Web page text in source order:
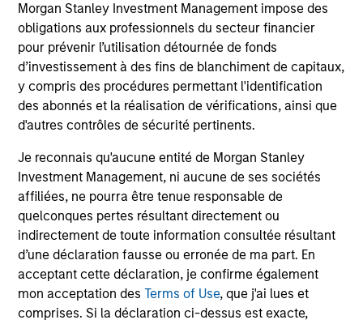
Morgan Stanley Investment Management impose des
obligations aux professionnels du secteur financier
pour prévenir l’utilisation détournée de fonds
d’investissement à des fins de blanchiment de capitaux,
y compris des procédures permettant l'identification
des abonnés et la réalisation de vérifications, ainsi que
d'autres contrôles de sécurité pertinents.
Je reconnais qu'aucune entité de Morgan Stanley
Investment Management, ni aucune de ses sociétés
affiliées, ne pourra être tenue responsable de
quelconques pertes résultant directement ou
indirectement de toute information consultée résultant
d’une déclaration fausse ou erronée de ma part. En
acceptant cette déclaration, je confirme également
mon acceptation desTerms of Use, que j'ai lues et
comprises. Si la déclaration ci-dessus est exacte,
Hedge Funds 2026 Midyear Outlook
As markets grow more complex and the
dispersion of outcomes increases, we believe
hedge funds will continue to play a valuable role
in investor portfolios through 2026, offering the
potential to enhance returns, reduce volatility,
and provide diversification regardless of the
market’s ultimate direction.
16-JUL-2026